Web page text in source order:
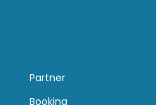
Partner
Booking